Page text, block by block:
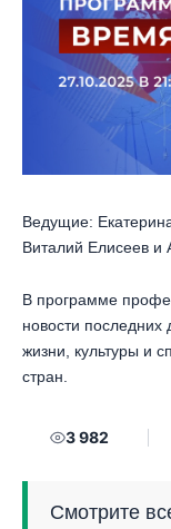
Ведущие:
Виталий Елисеев и
В программе
новости последних
жизни, культуры и
стран.
3 982
Смотрите